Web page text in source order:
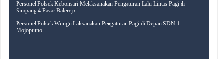
Personel Polsek Kebonsari Melaksanakan Pengaturan Lalu Lintas Pagi di
Simpang 4 Pasar Balerejo
Personel Polsek Wungu Laksanakan Pengaturan Pagi di Depan SDN 1
Mojopurno